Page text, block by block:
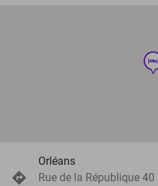
hotel
Orléans
Rue de la République 40